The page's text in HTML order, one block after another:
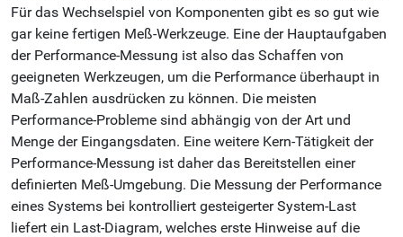
Für das Wechselspiel von Komponenten gibt es so gut wie
gar keine fertigen Meß-Werkzeuge. Eine der Hauptaufgaben
der Performance-Messung ist also das Schaffen von
geeigneten Werkzeugen, um die Performance überhaupt in
Maß-Zahlen ausdrücken zu können. Die meisten
Performance-Probleme sind abhängig von der Art und
Menge der Eingangsdaten. Eine weitere Kern-Tätigkeit der
Performance-Messung ist daher das Bereitstellen einer
definierten Meß-Umgebung. Die Messung der Performance
eines Systems bei kontrolliert gesteigerter System-Last
liefert ein Last-Diagram, welches erste Hinweise auf die